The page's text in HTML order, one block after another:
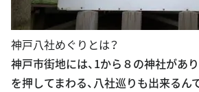
神戸八社めぐりとは？
神戸市街地には、1から８の神社があ
を押してまわる、八社巡りも出来るん